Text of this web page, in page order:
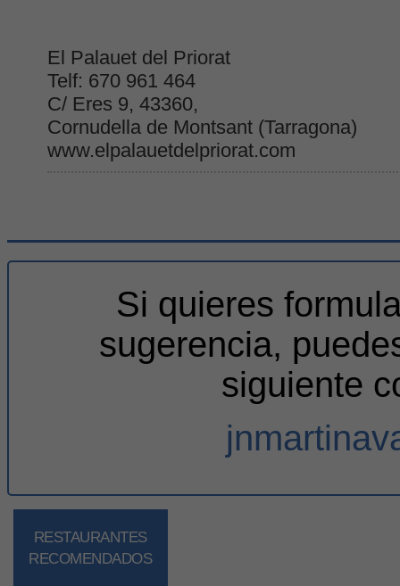
El Palauet del Priorat
Telf: 670 961 464
C/ Eres 9, 43360,
Cornudella de Montsant (Tarragona)
www.elpalauetdelpriorat.com
Si quieres
sugerencia,
siguiente
RESTAURANTES
RECOMENDADOS